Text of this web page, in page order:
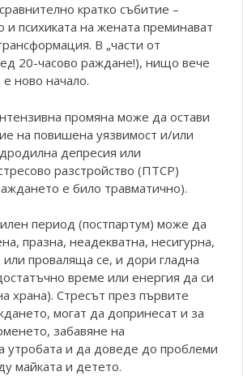
кратко събитие –
и психиката на жената преминават
В „части от
20-часовo раждане!), нищо вече
ново начало.
промяна може да остави
на повишена уязвимост и/или
депресия или
разстройство (ПТСР)
е било травматично).
период (постпартум) може да
празна, неадекватна, несигурна,
проваляща се, и дори гладна
време или енергия да си
храна). Стресът през първите
могат да допринесат и за
забавяне на
утробата и да доведе до проблеми
майката и детето.